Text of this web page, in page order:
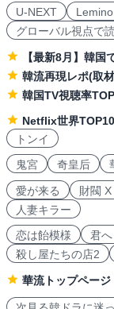
U-NEXT
グローバル視点で
【最新8月】韓国
韓流再現レポ(取
韓国TV視聴率
Netflix世界TOP10
トンイ
鬼宮
奇皇后
愛が来る 財閥
人妻キラー
恋は飴模様
君
殺し屋たちの店2
華流トップページ